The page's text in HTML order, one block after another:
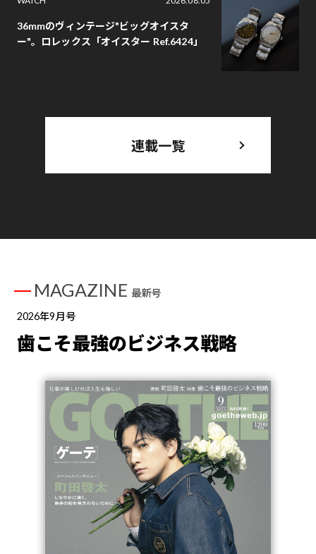
36mmのヴィンテージ"ビッグオイスタ
ー"。ロレックス「オイスター Ref.6424」
連載一覧
MAGAZINE 最新号
2026年9月号
歯こそ最強のビジネス戦略